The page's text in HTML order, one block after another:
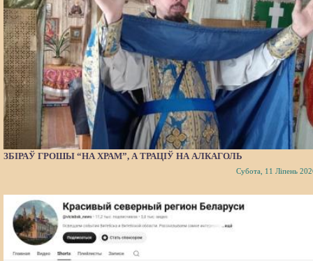
ЗБІРАЎ ГРОШЫ “НА ХРАМ”, А ТРАЦІЎ НА АЛКАГОЛЬ
Субота, 11 Ліпень